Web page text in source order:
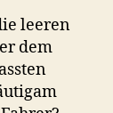
leeren
dem